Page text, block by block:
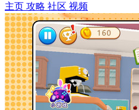
主页 攻略 社区 视频